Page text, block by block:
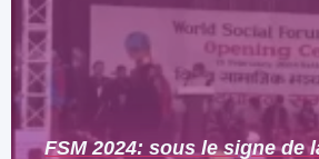
FSM 2024: sous le signe de